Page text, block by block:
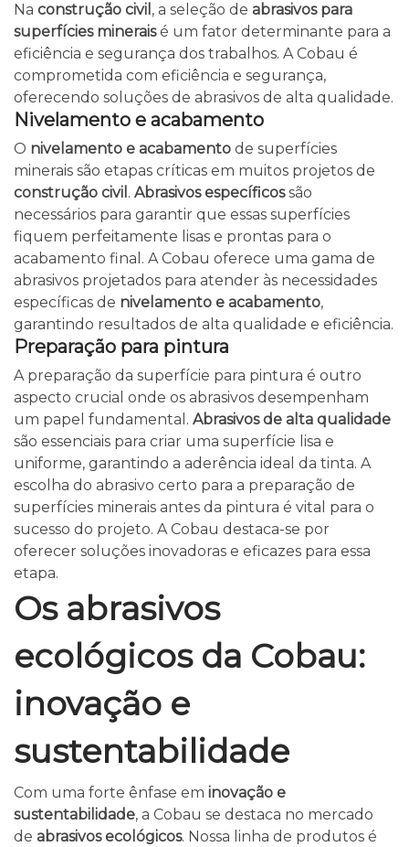
Na construção civil , a seleção de abrasivos para
superfícies mineraisé um fator determinante para a
eficiência e segurança dos trabalhos. A Cobau é
comprometida com eficiência e segurança,
oferecendo soluções de abrasivos de alta qualidade.
Nivelamento e acabamento
O nivelamento e acabamento de superfícies
minerais são etapas críticas em muitos projetos de
construção civil . Abrasivos específicossão
necessários para garantir que essas superfícies
fiquem perfeitamente lisas e prontas para o
acabamento final. A Cobau oferece uma gama de
abrasivos projetados para atender às necessidades
específicas de nivelamento e acabamento,
garantindo resultados de alta qualidade e eficiência.
Preparação para pintura
A preparação da superfície para pintura é outro
aspecto crucial onde os abrasivos desempenham
um papel fundamental. Abrasivos de alta qualidade
são essenciais para criar uma superfície lisa e
uniforme, garantindo a aderência ideal da tinta. A
escolha do abrasivo certo para a preparação de
superfícies minerais antes da pintura é vital para o
sucesso do projeto. A Cobau destaca-se por
oferecer soluções inovadoras e eficazes para essa
etapa.
Os abrasivos
ecológicos da Cobau:
inovação e
sustentabilidade
Com uma forte ênfase em inovação e
sustentabilidade, a Cobau se destaca no mercado
de abrasivos ecológicos. Nossa linha de produtos é